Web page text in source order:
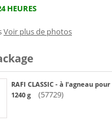
HEURES
Voir plus de photos
RAFI CLASSIC - à l'agneau
1240 g
(57729)